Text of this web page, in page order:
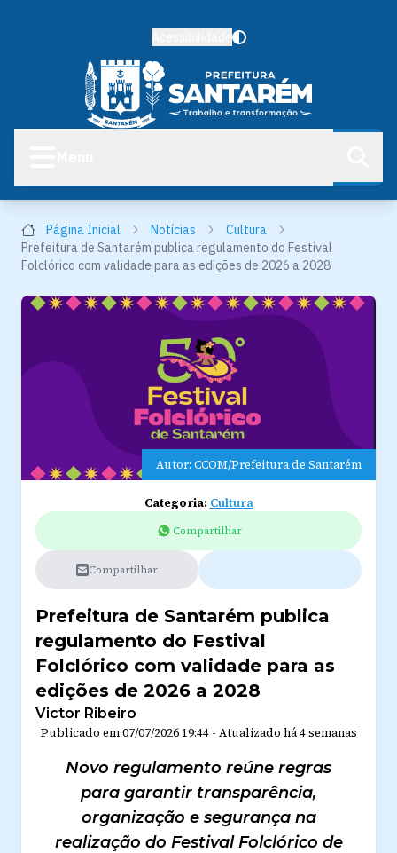
Página Inicial Notícias
Cultura
Prefeitura de Santarém publica regulamento do Festival
Folclórico com validade para as edições de 2026 a 2028
Autor: CCOM/Prefeitura de Santarém
Categoria: Cultura
Compartilhar
Compartilhar
Prefeitura de Santarém publica
regulamento do Festival
Folclórico com validade para as
edições de 2026 a 2028
Victor Ribeiro
Publicado em07/07/2026 19:44- Atualizado há 4 semanas
Novo regulamento reúne regras
para garantir transparência,
organização e segurança na
realização do Festival Folclórico de